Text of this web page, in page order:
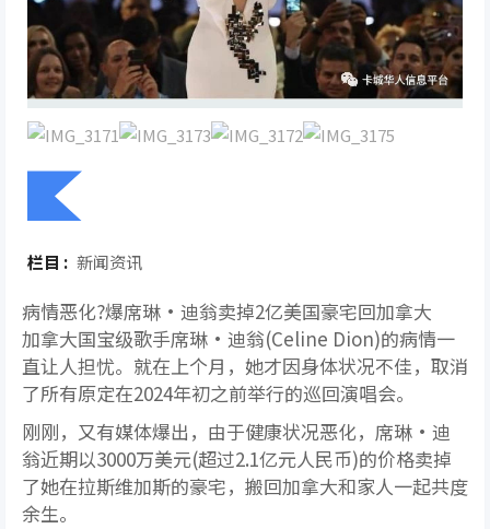
栏目 : 新闻资讯
病情恶化?爆席琳·迪翁卖掉2亿美国豪宅回加拿大
加拿大国宝级歌手席琳·迪翁(Celine Dion)的病情一
直让人担忧。就在上个月，她才因身体状况不佳，取消
了所有原定在2024年初之前举行的巡回演唱会。
刚刚，又有媒体爆出，由于健康状况恶化，席琳·迪
翁近期以3000万美元(超过2.1亿元人民币)的价格卖掉
了她在拉斯维加斯的豪宅，搬回加拿大和家人一起共度
余生。